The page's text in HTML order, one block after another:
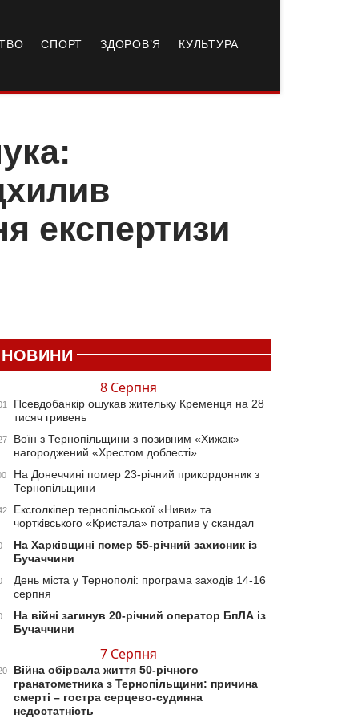
СПОРТ ЗДОРОВ’Я КУЛЬТУРА
експертизи
НОВИНИ
8 Серпня
Псевдобанкір ошукав жительку Кременця на 28
тисяч гривень
Воїн з Тернопільщини з позивним «Хижак»
нагороджений «Хрестом доблесті»
На Донеччині помер 23-річний прикордонник з
Тернопільщини
Ексголкіпер тернопільської «Ниви» та
чортківського «Кристала» потрапив у скандал
На Харківщині помер 55-річний захисник із
Бучаччини
День міста у Тернополі: програма заходів 14-16
серпня
На війні загинув 20-річний оператор БпЛА із
Бучаччини
7 Серпня
Війна обірвала життя 50-річного
гранатометника з Тернопільщини: причина
смерті – гостра серцево-судинна
недостатність